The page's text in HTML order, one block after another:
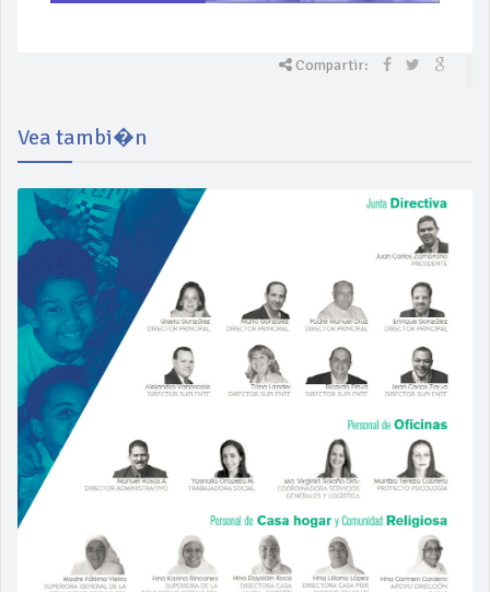
Compartir:
Vea tambi�n